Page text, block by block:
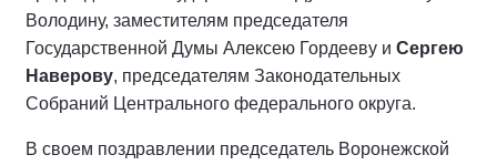
Володину, заместителям председателя
Государственной Думы Алексею Гордееву и Сергею
Наверову, председателям Законодательных
Собраний Центрального федерального округа.
В своем поздравлении председатель Воронежской